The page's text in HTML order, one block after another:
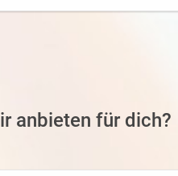
anbieten für dich?